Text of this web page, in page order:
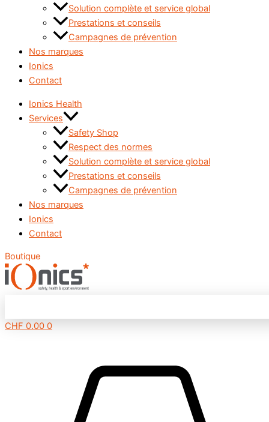
Solution complète et service global
Prestations et conseils
Campagnes de prévention
Nos marques
Ionics
Contact
Ionics Health
Services
Safety Shop
Respect des normes
Solution complète et service global
Prestations et conseils
Campagnes de prévention
Nos marques
Ionics
Contact
Boutique
CHF 0.00 0